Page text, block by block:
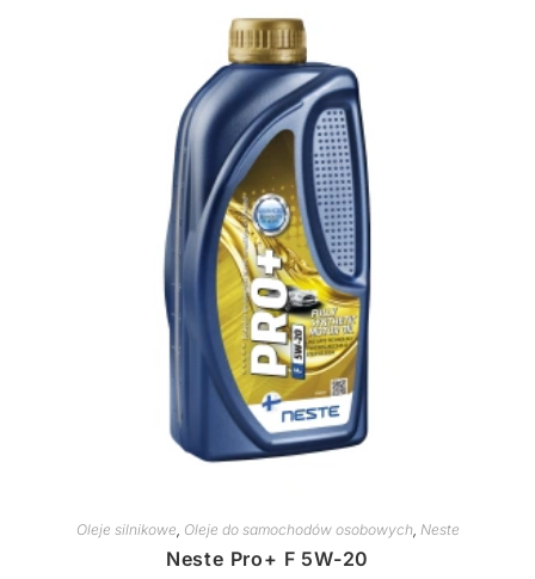
Oleje silnikowe Oleje do samochodów osobowych, Neste
Neste Pro+ F 5W-20